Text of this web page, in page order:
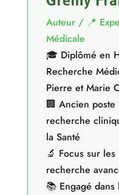
Auteur / 📍
Médicale
🎓 Diplômé en
Recherche
Pierre et Marie
🏢 Ancien poste
recherche
la Santé
🔬 Focus sur
recherche
📚 Engagé